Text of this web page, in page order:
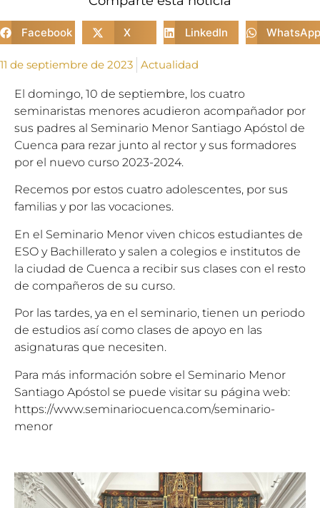
Facebook X LinkedIn WhatsApp
11 de septiembre de 2023 Actualidad
El domingo, 10 de septiembre, los cuatro
seminaristas menores acudieron acompañador por
sus padres al Seminario Menor Santiago Apóstol de
Cuenca para rezar junto al rector y sus formadores
por el nuevo curso 2023-2024.
Recemos por estos cuatro adolescentes, por sus
familias y por las vocaciones.
En el Seminario Menor viven chicos estudiantes de
ESO y Bachillerato y salen a colegios e institutos de
la ciudad de Cuenca a recibir sus clases con el resto
de compañeros de su curso.
Por las tardes, ya en el seminario, tienen un periodo
de estudios así como clases de apoyo en las
asignaturas que necesiten.
Para más información sobre el Seminario Menor
Santiago Apóstol se puede visitar su página web:
https://www.seminariocuenca.com/seminario-
menor